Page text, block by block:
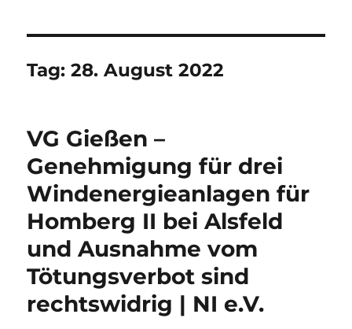
Tag:28. August 2022
VG Gießen –
Genehmigung für drei
Windenergieanlagen für
Homberg II bei Alsfeld
und Ausnahme vom
Tötungsverbot sind
rechtswidrig | NI e.V.